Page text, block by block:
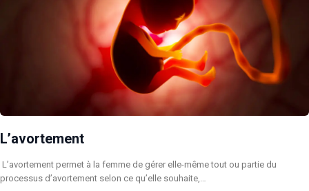
L’avortement
L’avortement permet à la femme de gérer elle-même tout ou partie du
processus d’avortement selon ce qu’elle souhaite,…